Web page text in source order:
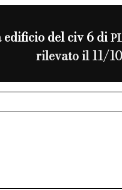
edificio del civ 6 di
rilevato il 11/